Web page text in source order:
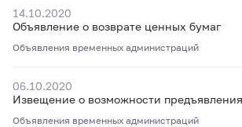
14.10.2020
Объявление о возврате ценных бумаг
Объявления временных администраций
06.10.2020
Извещение о возможности
Объявления временных администраций